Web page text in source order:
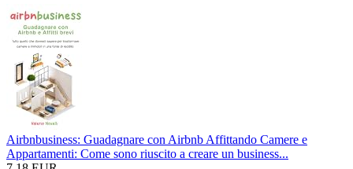
Airbnbusiness: Guadagnare con Airbnb Affittando Camere e
Appartamenti: Come sono riuscito a creare un business...